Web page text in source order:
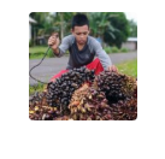
WN
TAPANULI
UTARA